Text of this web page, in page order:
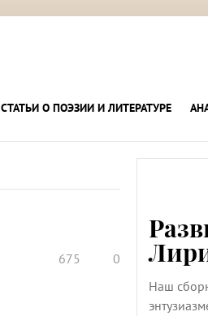
СТАТЬИ О ПОЭЗИИ И ЛИТЕРАТУРЕ
675 0
Наш